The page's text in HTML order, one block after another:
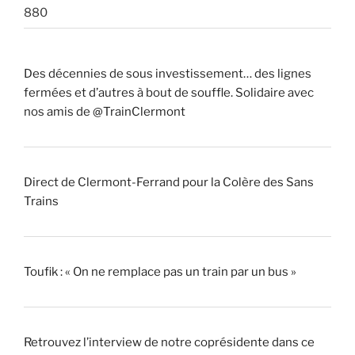
880
Des décennies de sous investissement… des lignes
fermées et d’autres à bout de souffle. Solidaire avec
nos amis de @TrainClermont
Direct de Clermont-Ferrand pour la Colère des Sans
Trains
Toufik : « On ne remplace pas un train par un bus »
Retrouvez l’interview de notre coprésidente dans ce